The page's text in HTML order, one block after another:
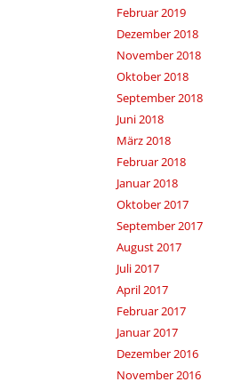
Februar 2019
Dezember 2018
November 2018
Oktober 2018
September 2018
Juni 2018
März 2018
Februar 2018
Januar 2018
Oktober 2017
September 2017
August 2017
Juli 2017
April 2017
Februar 2017
Januar 2017
Dezember 2016
November 2016